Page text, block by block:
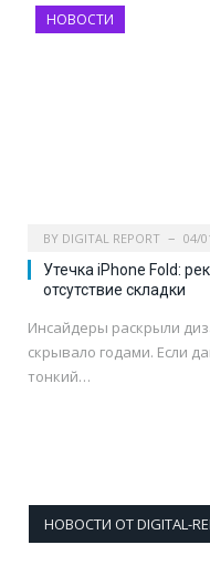
НОВОСТИ
BY DIGITAL REPORT 04/
Утечка iPhone Fold:
отсутствие складки
Инсайдеры раскрыли
скрывало годами. Если
тонкий…
НОВОСТИ ОТ DIGITAL-